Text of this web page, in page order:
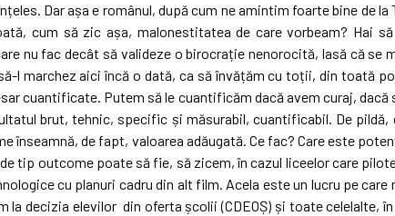
Dar așa e românul, după cum ne amintim foarte bine de
cum să zic așa, malonestitatea de care vorbeam? Hai
nu fac decât să valideze o birocrație nenorocită, lasă că se
l marchez aici încă o dată, ca să învățăm cu toții, din toată
cuantificate. Putem să le cuantificăm dacă avem curaj,
brut, tehnic, specific și măsurabil, cuantificabil. De
înseamnă, de fapt, valoarea adăugată. Ce fac? Care este
tip outcome poate să fie, să zicem, în cazul liceelor care
cu planuri cadru din alt film. Acela este un lucru pe
la decizia elevilor din oferta școlii (CDEOȘ) și toate celelalte,